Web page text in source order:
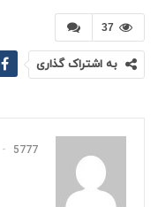
37
به اشتراک گذاری
5777 پست